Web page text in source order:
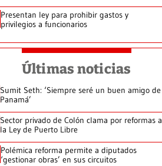
Presentan ley para prohibir gastos y
privilegios a funcionarios
Últimas noticias
Sumit Seth: ‘Siempre seré un buen amigo de
Panamá’
Sector privado de Colón clama por reformas a
la Ley de Puerto Libre
Polémica reforma permite a diputados
‘gestionar obras’ en sus circuitos